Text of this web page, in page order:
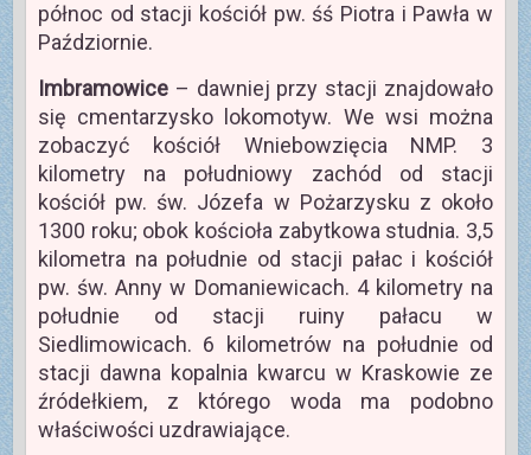
północ od stacji kościół pw. śś Piotra i Pawła w
Paździornie.
Imbramowice– dawniej przy stacji znajdowało
się cmentarzysko lokomotyw. We wsi można
zobaczyć kościół Wniebowzięcia NMP. 3
kilometry na południowy zachód od stacji
kościół pw. św. Józefa w Pożarzysku z około
1300 roku; obok kościoła zabytkowa studnia. 3,5
kilometra na południe od stacji pałac i kościół
pw. św. Anny w Domaniewicach. 4 kilometry na
południe od stacji ruiny pałacu w
Siedlimowicach. 6 kilometrów na południe od
stacji dawna kopalnia kwarcu w Kraskowie ze
źródełkiem, z którego woda ma podobno
właściwości uzdrawiające.